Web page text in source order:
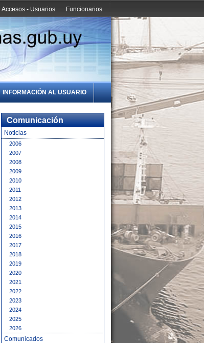
Funcionarios
Accesos - Usuarios
INFORMACIÓN AL USUARIO
Comunicación
Noticias
2006
2007
2008
2009
2010
2011
2012
2013
2014
2015
2016
2017
2018
2019
2020
2021
2022
2023
2024
2025
2026
Comunicados